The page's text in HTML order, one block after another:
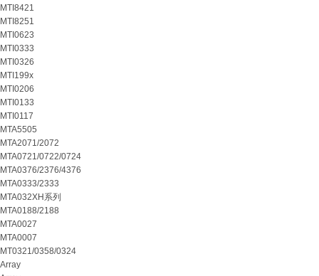
MTI8421
MTI8251
MTI0623
MTI0333
MTI0326
MTI199x
MTI0206
MTI0133
MTI0117
MTA5505
MTA2071/2072
MTA0721/0722/0724
MTA0376/2376/4376
MTA0333/2333
MTA032XH系列
MTA0188/2188
MTA0027
MTA0007
MT0321/0358/0324
Array